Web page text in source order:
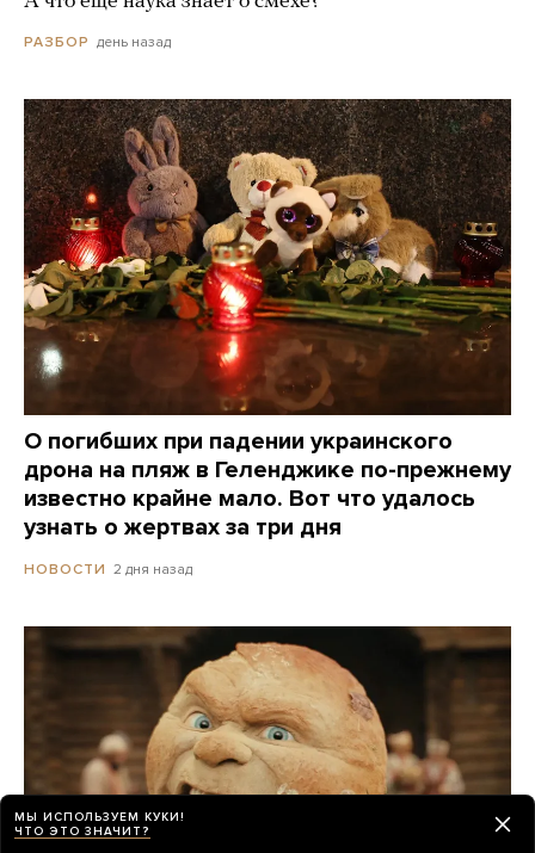
РАЗБОР день назад
О погибших при падении украинского
дрона на пляж в Геленджике по-прежнему
известно крайне мало. Вот что удалось
узнать о жертвах за три дня
НОВОСТИ 2 дня назад
МЫ ИСПОЛЬЗУЕМ КУКИ!
ЧТО ЭТО ЗНАЧИТ?